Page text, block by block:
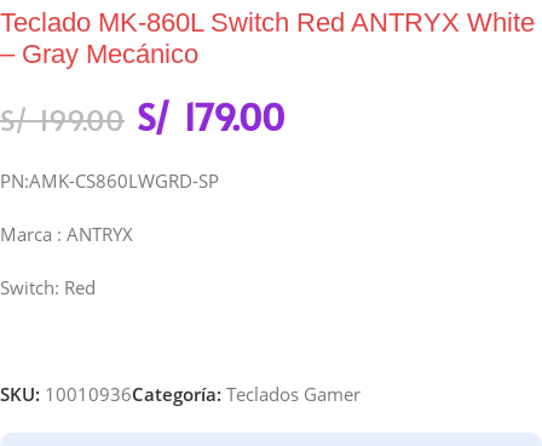
Teclado MK-860L Switch Red ANTRYX White
– Gray Mecánico
S/199.00 S/ 179.00
PN:AMK-CS860LWGRD-SP
Marca : ANTRYX
Switch: Red
SKU: 10010936Categoría: Teclados Gamer